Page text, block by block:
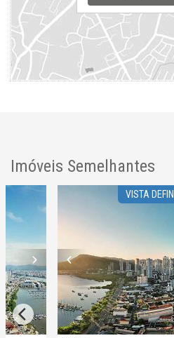
Endereço:
Rua Jorge Tzachel
Fazenda
Itajaí /
ver mapa abaixo
Imóveis Semelhantes
VISTA